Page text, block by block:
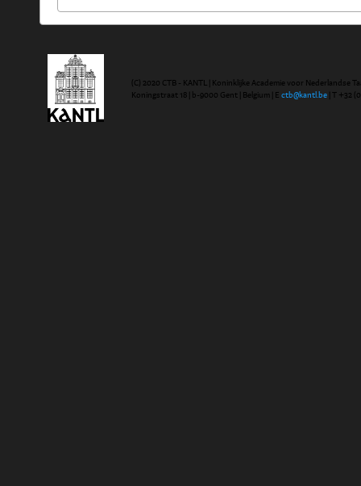
(C) 2020 CTB - KANTL | Koninklijke Academie voor Nederlandse
Koningstraat 18 | b-9000 Gent | Belgium | E ctb@kantl.be | T +32